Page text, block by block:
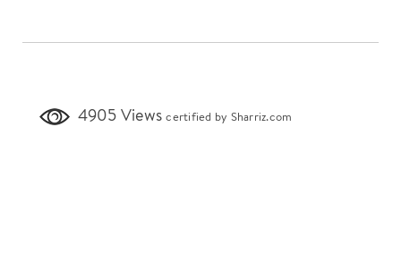
4905 Viewscertified by Sharriz.com